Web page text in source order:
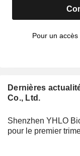
Pour un accès
Dernières
Co., Ltd.
Shenzhen YHLO
pour le premier